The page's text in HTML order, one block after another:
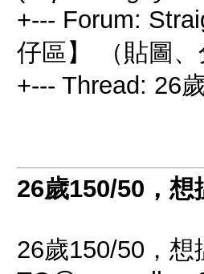
+--- Forum:
仔區】 （貼圖
+--- Thread: 26
26歲150/50，想
26歲150/50，想